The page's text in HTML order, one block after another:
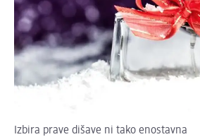
Izbira prave dišave ni tako enostavna